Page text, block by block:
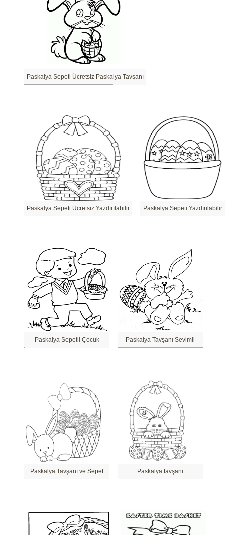
Paskalya Sepeti Ücretsiz Paskalya Tavşanı
Paskalya Sepeti Ücretsiz Yazdırılabilir Paskalya Sepeti Yazdırılabilir
Paskalya Sepetli Çocuk Paskalya Tavşanı Sevimli
Paskalya Tavşanı ve Sepet Paskalya tavşanı